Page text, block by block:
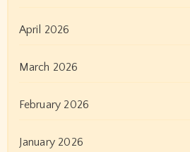
April 2026
March 2026
February 2026
January 2026